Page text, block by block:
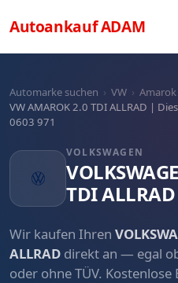
AutoankaufADAM
Automarke suchen › VW › Amarok
VW AMAROK 2.0 TDI ALLRAD |
0603 971
VOLKSWAGEN
TDI ALLRAD
Wir kaufen Ihren
ALLRAD direkt an — egal
oder ohne TÜV.